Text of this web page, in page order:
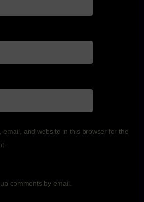
email, and website in this browser for the
comments by email.